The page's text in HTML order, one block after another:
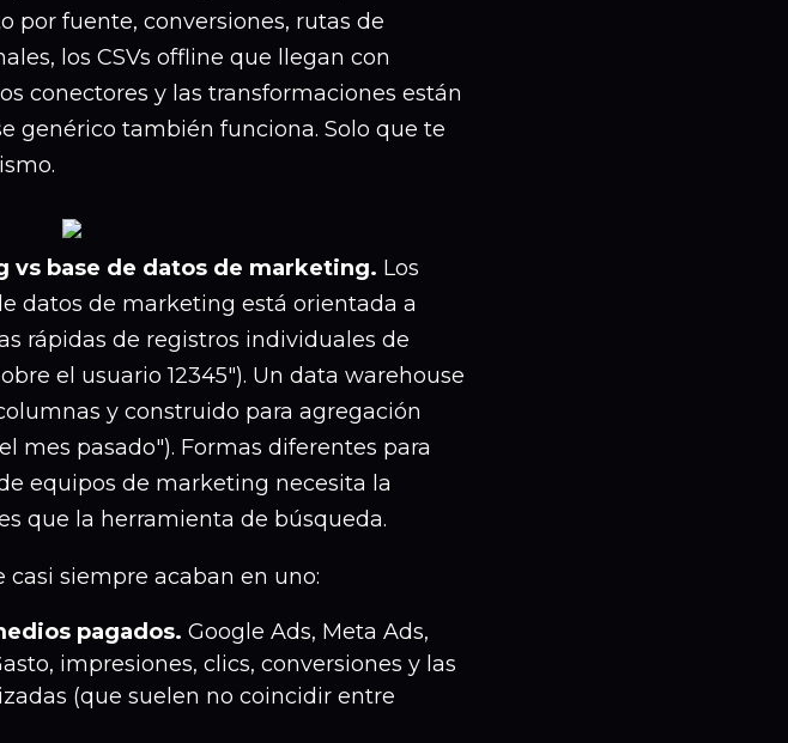
por fuente, conversiones, rutas de
los CSVs offline que llegan con
conectores y las transformaciones están
genérico también funciona. Solo que te
vs base de datos de marketing. Los
datos de marketing está orientada a
rápidas de registros individuales de
el usuario 12345"). Un data warehouse
y construido para agregación
mes pasado"). Formas diferentes para
equipos de marketing necesita la
que la herramienta de búsqueda.
siempre acaban en uno:
pagados. Google Ads, Meta Ads,
impresiones, clics, conversiones y las
(que suelen no coincidir entre